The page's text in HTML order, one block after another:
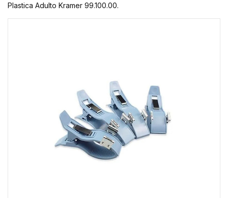
Plastica Adulto Kramer 99.100.00.